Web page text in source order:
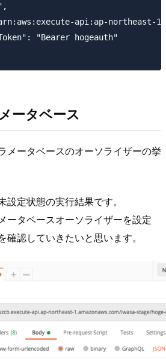
api:ap-northeast-
"Bearer hogeauth"
ータベース
メータベースのオーソライザーの挙
定状態の実行結果です。
ータベースオーソライザーを設定
確認していきたいと思います。